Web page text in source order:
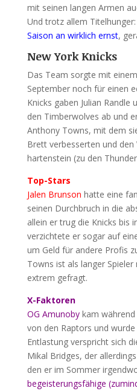
mit seinen langen Armen
Und trotz allem
Saison an wirklich ernst,
New York Knicks
Das Team sorgte mit
September noch für einen
Knicks gaben Julian Randle
den Timberwolves ab und
Anthony Towns, mit dem
Brett verbesserten und den
hartenstein (zu den
Top-Stars
Jalen Brunson hatte eine
seinen Durchbruch in die
allein er trug die Knicks bis
verzichtete er sogar auf
um Geld für andere Profis
Towns ist als langer
extrem gefragt.
X-Faktoren
OG Amunobykam während
von den Raptors und
Entlastung verspricht sich
Mikal Bridges, der
den er im Sommer
begeisterungsfähige